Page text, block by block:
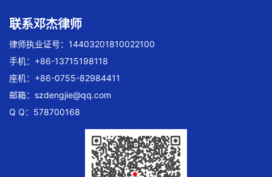
联系邓杰律师
律师执业证号：14403201810022100
手机：+86-13715198118
座机：+86-0755-82984411
邮箱： szdengjie@qq.com
Q Q：578700168